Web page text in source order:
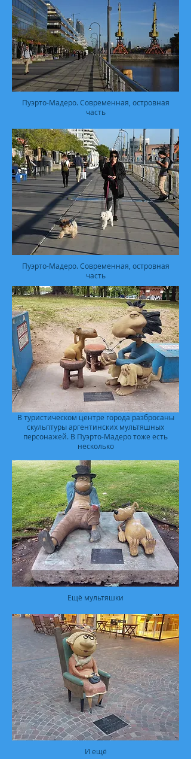
Пуэрто-Мадеро. Современная, островная
часть
Пуэрто-Мадеро. Современная, островная
часть
В туристическом центре города разбросаны
скульптуры аргентинских мультяшных
персонажей. В Пуэрто-Мадеро тоже есть
несколько
Ещё мультяшки
И ещё